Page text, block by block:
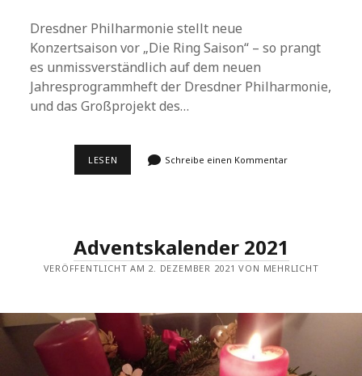
Dresdner Philharmonie stellt neue
Konzertsaison vor „Die Ring Saison“ – so prangt
es unmissverständlich auf dem neuen
Jahresprogrammheft der Dresdner Philharmonie,
und das Großprojekt des…
LESEN Schreibe einen Kommentar
Adventskalender 2021
VERÖFFENTLICHT AM 2. DEZEMBER 2021 VON MEHRLICHT